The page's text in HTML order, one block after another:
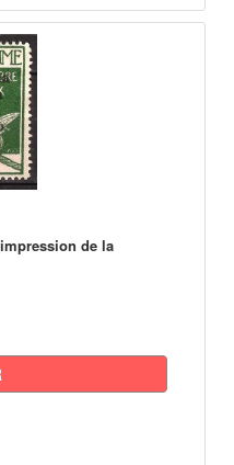
de la